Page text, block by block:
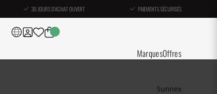
30 JOURS D'ACHAT OUVERT PAIEMENTS SÉCURISÉS
MarquesOffres
Sunnex